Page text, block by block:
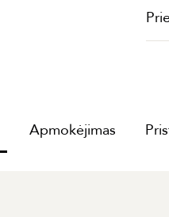
Apmokėjimas